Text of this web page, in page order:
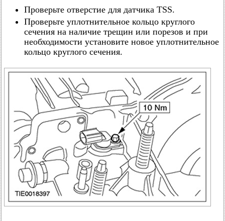
Проверьте отверстие для датчика TSS.
Проверьте уплотнительное кольцо круглого
сечения на наличие трещин или порезов и при
необходимости установите новое уплотнительное
кольцо круглого сечения.